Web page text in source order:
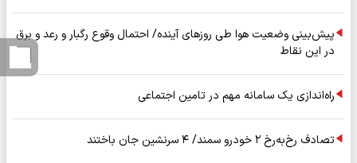
پیش‌بینی وضعیت هوا طی روزهای آینده/ احتمال وقوع رگبار و رعد و برق
در این نقاط
راه‌اندازی یک سامانه مهم در تامین اجتماعی
تصادف رخ‌به‌رخ ۲ خودرو سمند/ ۴ سرنشین جان باختند